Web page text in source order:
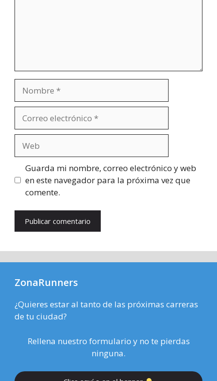
electrónico
Guarda mi nombre, correo electrónico y web
en este navegador para la próxima vez que
comente.
ZonaRunners
¿Quieres estar al tanto de las próximas carreras
de tu ciudad?
Rellena nuestro formulario y no te pierdas
ninguna.